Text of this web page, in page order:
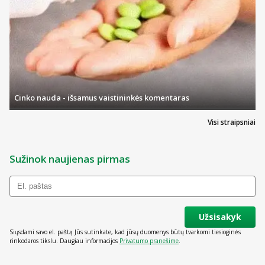
Visi straipsniai
Cinko nauda - išsamus vaistininkės komentaras
Sužinok naujienas pirmas
Užsisakyk
Siųsdami savo el. paštą Jūs sutinkate, kad jūsų duomenys būtų tvarkomi tiesioginės
rinkodaros tikslu. Daugiau informacijos Privatumo pranešime.